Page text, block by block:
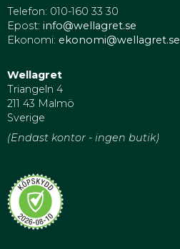
Telefon: 010-160 33 30
Epost: info@wellagret.se
Ekonomi: ekonomi@wellagret.se
Wellagret
Triangeln 4
211 43 Malmö
Sverige
(Endast kontor - ingen butik)